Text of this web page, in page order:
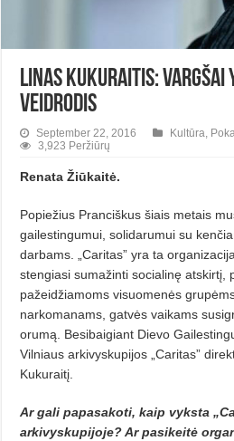
Linas Kukuraitis: Vargšai
veidrodis
September 22, 2016 Kultūra,
3,923 Peržiūrų
Renata Žiūkaitė.
Popiežius Pranciškus šiais metais
gailestingumui, solidarumui su
darbams. „Caritas” yra ta
stengiasi sumažinti socialinę atskirtį,
pažeidžiamoms visuomenės
narkomanams, gatvės vaikams
orumą. Besibaigiant Dievo
Vilniaus arkivyskupijos „Caritas”
Kukuraitį.
Ar gali papasakoti, kaip vyksta
arkivyskupijoje? Ar pasikeitė